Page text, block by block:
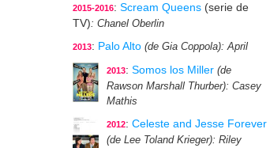
2015-2016: Scream Queens (serie de
TV): Chanel Oberlin
2013: Palo Alto (de Gia Coppola): April
2013: Somos los Miller (de
Rawson Marshall Thurber): Casey
Mathis
2012: Celeste and Jesse Forever
(de Lee Toland Krieger): Riley